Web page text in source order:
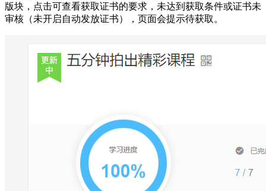
版块，点击可查看获取证书的要求，未达到获取条件或证书未
审核（未开启自动发放证书），页面会提示待获取。